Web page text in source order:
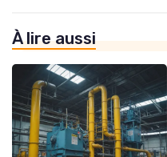
À lire aussi